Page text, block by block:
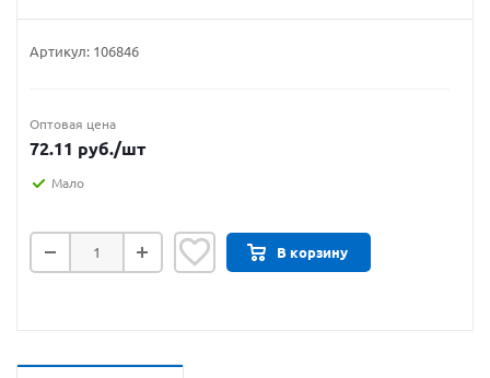
Артикул: 106846
Оптовая цена
72.11 руб./шт
Мало
В корзину